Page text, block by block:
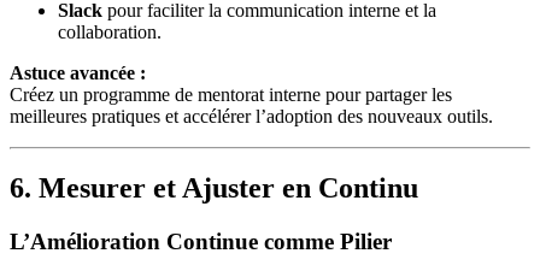
Slack pour faciliter la communication interne et la
collaboration.
Astuce avancée :
Créez un programme de mentorat interne pour partager les
meilleures pratiques et accélérer l’adoption des nouveaux outils.
6. Mesurer et Ajuster en Continu
L’Amélioration Continue comme Pilier